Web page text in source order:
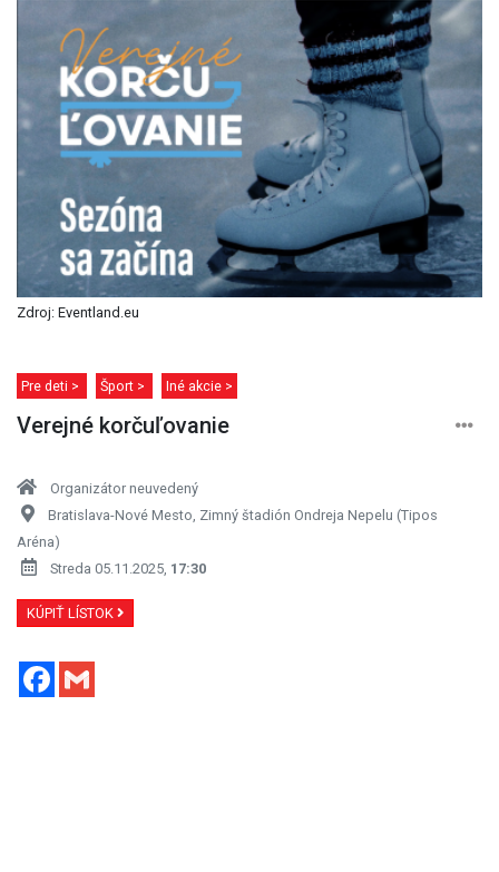
Zdroj: Eventland.eu
Pre deti > Šport > Iné akcie >
Verejné korčuľovanie
Organizátor neuvedený
Bratislava-Nové Mesto, Zimný štadión Ondreja Nepelu (Tipos
Aréna)
Streda 05.11.2025, 17:30
KÚPIŤ LÍSTOK
Facebook